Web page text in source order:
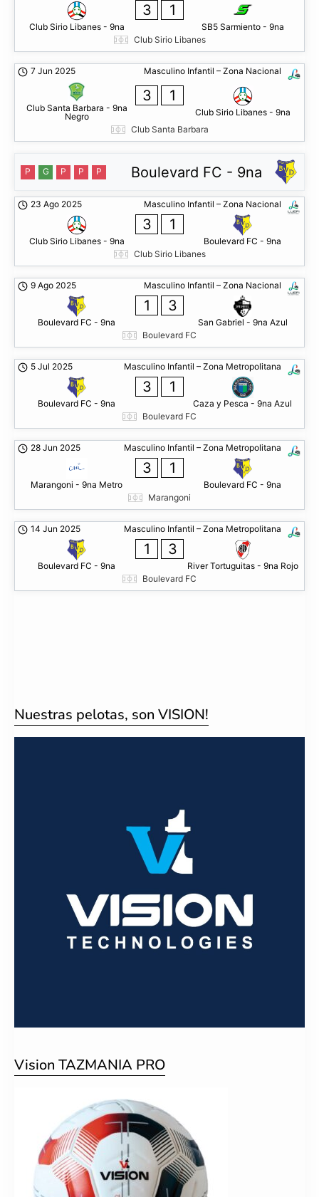
Club Sirio Libanes - 9na
3 1
SB5 Sarmiento - 9na
Club Sirio Libanes
Masculino Infantil – Zona Nacional
7 Jun 2025
Club Santa Barbara - 9na
Negro
3 1
Club Sirio Libanes - 9na
Club Santa Barbara
Boulevard FC - 9na
P G P P P
Masculino Infantil – Zona Nacional
23 Ago 2025
Club Sirio Libanes - 9na
3 1
Boulevard FC - 9na
Club Sirio Libanes
Masculino Infantil – Zona Nacional
9 Ago 2025
Boulevard FC - 9na
1 3
San Gabriel - 9na Azul
Boulevard FC
Masculino Infantil – Zona Metropolitana
5 Jul 2025
Boulevard FC - 9na
3 1
Caza y Pesca - 9na Azul
Boulevard FC
Masculino Infantil – Zona Metropolitana
28 Jun 2025
Marangoni - 9na Metro
3 1
Boulevard FC - 9na
Marangoni
Masculino Infantil – Zona Metropolitana
14 Jun 2025
Boulevard FC - 9na
1 3
River Tortuguitas - 9na Rojo
Boulevard FC
Nuestras pelotas, son VISION!
Vision TAZMANIA PRO